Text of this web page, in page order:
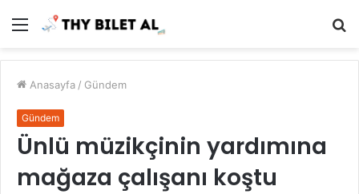
Menü
Anasayfa / Gündem
Gündem
Ünlü müzikçinin yardımına
mağaza çalışanı koştu